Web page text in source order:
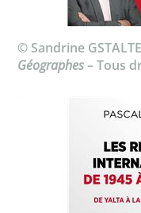
© Sandrine
Géographes– Tous